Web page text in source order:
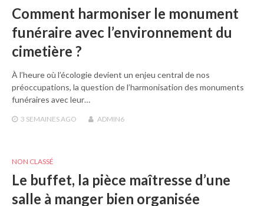
Comment harmoniser le monument
funéraire avec l’environnement du
cimetière ?
À l’heure où l’écologie devient un enjeu central de nos
préoccupations, la question de l’harmonisation des monuments
funéraires avec leur…
3 SEMAINES AGO ADMIN6
NON CLASSÉ
Le buffet, la pièce maîtresse d’une
salle à manger bien organisée